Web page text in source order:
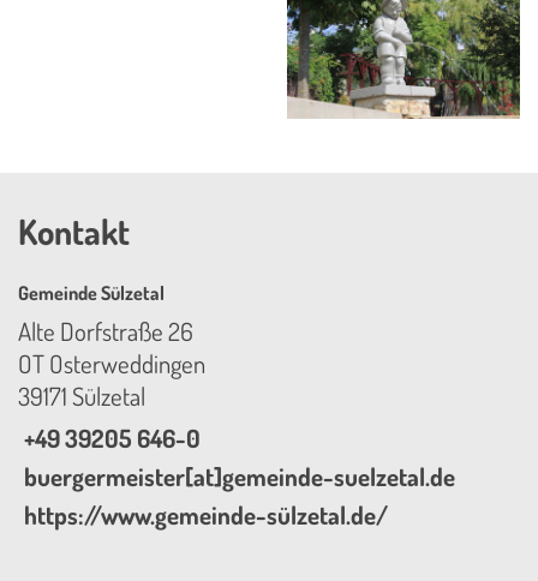
Kontakt
Gemeinde Sülzetal
Alte Dorfstraße 26
OT Osterweddingen
39171 Sülzetal
+49 39205 646-0
buergermeister[at]gemeinde-suelzetal.de
https://www.gemeinde-sülzetal.de/